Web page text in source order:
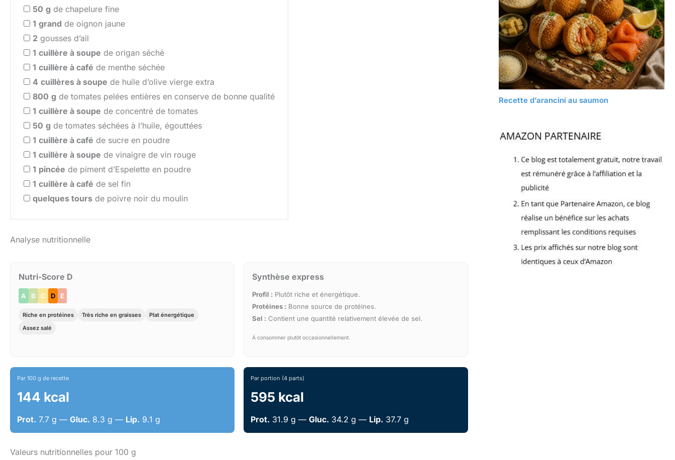
50 g de chapelure fine
1 grand de oignon jaune
2 gousses d’ail
1 cuillère à soupe de origan séché
1 cuillère à café de menthe séchée
4 cuillères à soupe de huile d’olive vierge extra
800 g de tomates pelées entières en conserve de bonne qualité
1 cuillère à soupe de concentré de tomates
50 g de tomates séchées à l’huile, égouttées
1 cuillère à café de sucre en poudre
1 cuillère à soupe de vinaigre de vin rouge
1 pincée de piment d’Espelette en poudre
1 cuillère à café de sel fin
quelques tours de poivre noir du moulin
Analyse nutritionnelle
Nutri-Score D
A B C D E
Riche en protéines Très riche en graisses
Plat énergétique
Assez salé
Synthèse express
Profil : Plutôt riche et énergétique.
Protéines : Bonne source de protéines.
Sel : Contient une quantité relativement élevée de sel.
À consommer plutôt occasionnellement.
Par 100 g de recette
144 kcal
Prot. 7.7 g — Gluc. 8.3 g — Lip. 9.1 g
Par portion (4 parts)
595 kcal
Prot. 31.9 g —Gluc. 34.2 g — Lip. 37.7 g
Valeurs nutritionnelles pour 100 g
Recette d’arancini au saumon